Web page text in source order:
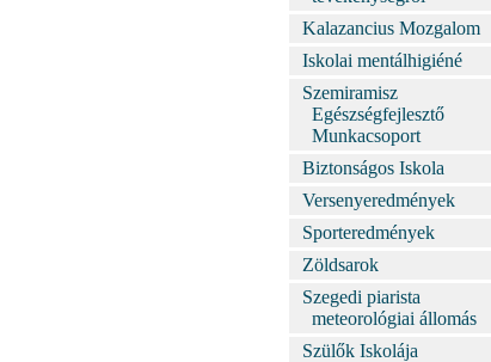
Kalazancius Mozgalom
Iskolai mentálhigiéné
Szemiramisz
Egészségfejlesztő
Munkacsoport
Biztonságos Iskola
Versenyeredmények
Sporteredmények
Zöldsarok
Szegedi piarista
meteorológiai állomás
Szülők Iskolája